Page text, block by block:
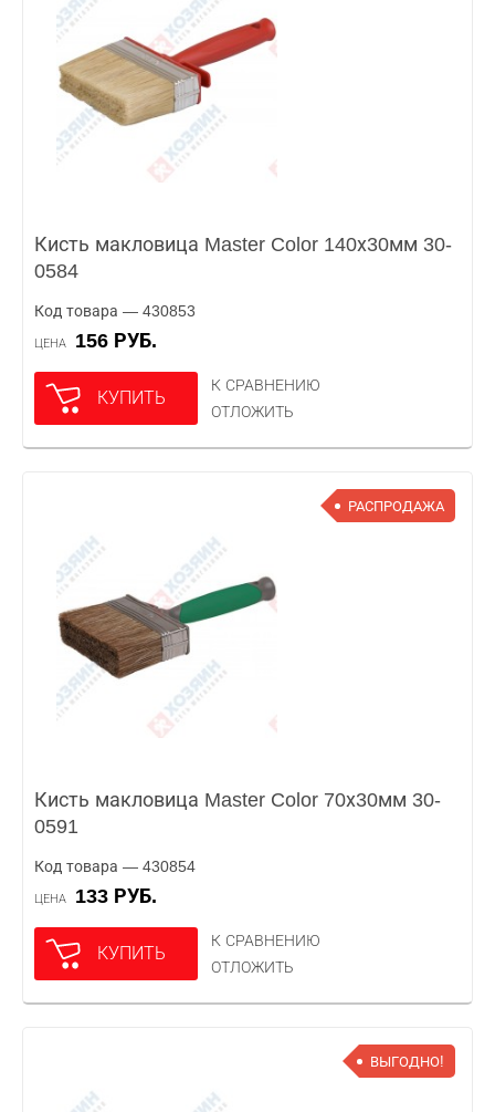
Кисть макловица Master Color 140х30мм 30-
0584
Код товара — 430853
ЦЕНА 156 РУБ.
КУПИТЬ
К СРАВНЕНИЮ
ОТЛОЖИТЬ
РАСПРОДАЖА
Кисть макловица Master Color 70х30мм 30-
0591
Код товара — 430854
ЦЕНА 133 РУБ.
КУПИТЬ
К СРАВНЕНИЮ
ОТЛОЖИТЬ
ВЫГОДНО!